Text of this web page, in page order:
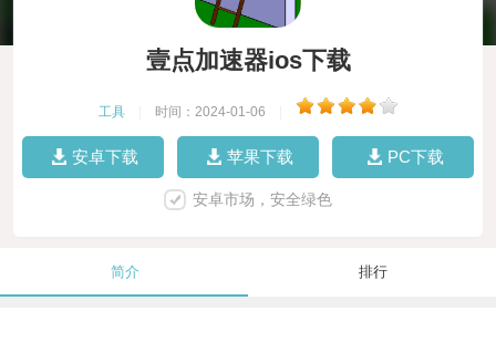
壹点加速器ios下载
工具 时间：2024-01-06
安卓下载 苹果下载 PC下载
安卓市场，安全绿色
简介 排行